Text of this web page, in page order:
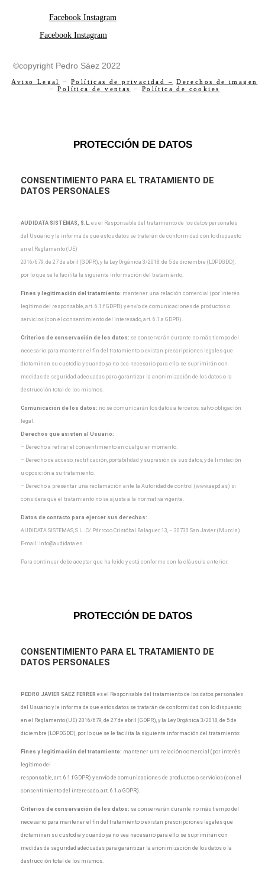
Facebook Instagram
Facebook Instagram
©copyright Pedro Sáez 2022
Aviso Legal – Políticas de privacidad –
Derechos de imagen
–Política de ventas – Política de cookies
PROTECCIÓN DE DATOS
CONSENTIMIENTO PARA EL TRATAMIENTO DE
DATOS PERSONALES
AUDIDATA SISTEMAS, S.L es el Responsable del tratamiento de los datos personales
del Usuario y le informa de que estos datos se tratarán de conformidad con lo dispuesto
en el Reglamento (UE)
2016/679, de 27 de abril (GDPR), y la Ley Orgánica 3/2018, de 5 de diciembre (LOPDGDD),
por lo que se le facilita la siguiente información del tratamiento:
Fines y legitimación del tratamiento : mantener una relación comercial (por interés
legítimo del responsable, art. 6.1.f GDPR) y envío de comunicaciones de productos o
servicios (con el consentimiento del interesado, art. 6.1.a GDPR).
Criterios de conservación de los datos: se conservarán durante no más tiempo del
necesario para mantener el fin del tratamiento o existan prescripciones legales que
dictaminen su custodia y cuando ya no sea necesario para ello, se suprimirán con
medidas de seguridad adecuadas para garantizar la anonimización de los datos o la
destrucción total de los mismos.
Comunicación de los datos: no se comunicarán los datos a terceros, salvo obligación
legal.
Derechos que asisten al Usuario:
– Derecho a retirar el consentimiento en cualquier momento.
– Derecho de acceso, rectificación, portabilidad y supresión de sus datos, y de limitación
u oposición a su tratamiento.
– Derecho a presentar una reclamación ante la Autoridad de control (www.aepd.es) si
considera que el tratamiento no se ajusta a la normativa vigente.
Datos de contacto para ejercer sus derechos:
AUDIDATA SISTEMAS, S.L.. C/ Párroco Cristóbal Balaguer, 13, – 30730 San Javier (Murcia).
E-mail: info@audidata.es
Para continuar debe aceptar que ha leído y está conforme con la cláusula anterior.
PROTECCIÓN DE DATOS
CONSENTIMIENTO PARA EL TRATAMIENTO DE
DATOS PERSONALES
PEDRO JAVIER SAEZ FERRER es el Responsable del tratamiento de los datos personales
del Usuario y le informa de que estos datos se tratarán de conformidad con lo dispuesto
en el Reglamento (UE) 2016/679, de 27 de abril (GDPR), y la Ley Orgánica 3/2018, de 5 de
diciembre (LOPDGDD), por lo que se le facilita la siguiente información del tratamiento:
Fines y legitimación del tratamiento: mantener una relación comercial (por interés
legítimo del
responsable, art. 6.1.f GDPR) y envío de comunicaciones de productos o servicios (con el
consentimiento del interesado, art. 6.1.a GDPR).
Criterios de conservación de los datos: se conservarán durante no más tiempo del
necesario para mantener el fin del tratamiento o existan prescripciones legales que
dictaminen su custodia y cuando ya no sea necesario para ello, se suprimirán con
medidas de seguridad adecuadas para garantizar la anonimización de los datos o la
destrucción total de los mismos.